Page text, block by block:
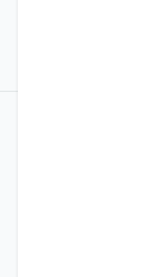
انواع فن های